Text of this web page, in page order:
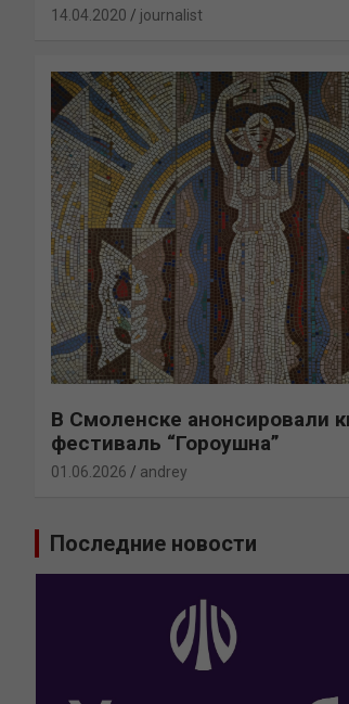
14.04.2020 journalist
В Смоленске анонсировали
фестиваль “Гороушна”
01.06.2026 andrey
Последние новости